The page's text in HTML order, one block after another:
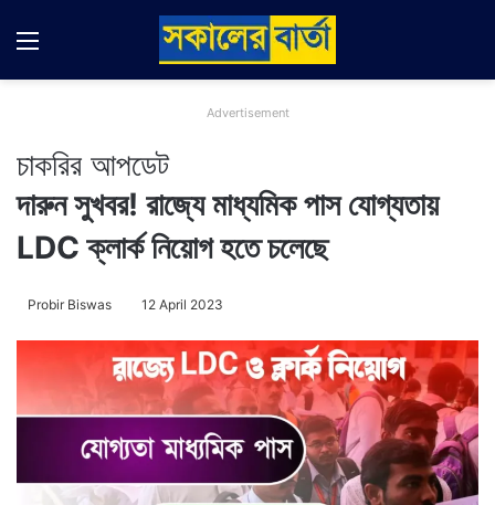
Menu
Advertisement
চাকরির আপডেট
দারুন সুখবর! রাজ্যে মাধ্যমিক পাস যোগ্যতায়
LDC ক্লার্ক নিয়োগ হতে চলেছে
Probir Biswas 12 April 2023